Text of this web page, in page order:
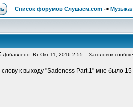
Список форумов Слушаем.com ->
Добавлено: Вт Окт 11, 2016 2:55 Заголовок
слову к выходу "Sadeness Part.1" мне было 15